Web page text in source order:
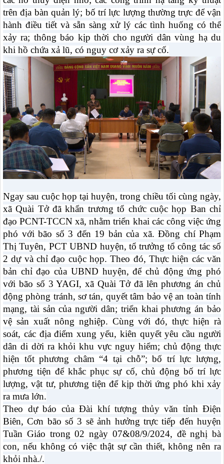
trên địa bàn quản lý; bố trí lực lượng thường trực để vận
hành điều tiết và sẵn sàng xử lý các tình huống có thể
xảy ra; thông báo kịp thời cho người dân vùng hạ du
khi hồ chứa xả lũ, có nguy cơ xảy ra sự cố.
Ngay sau cuộc họp tại huyện, trong chiều tối cùng ngày,
xã Quài Tở đã khẩn trương tổ chức cuộc họp Ban chỉ
đạo PCNT-TCCN xã, nhằm triển khai các công việc ứng
phó với bão số 3 đến 19 bản của xã. Đồng chí Phạm
Thị Tuyên, PCT UBND huyện, tổ trưởng tổ công tác số
2 dự và chỉ đạo cuộc họp. Theo đó, Thực hiện các văn
bản chỉ đạo của UBND huyện, để chủ động ứng phó
với bão số 3 YAGI, xã Quài Tở đã lên phương án chủ
động phòng tránh, sơ tán, quyết tâm bảo vệ an toàn tính
mạng, tài sản của người dân; triển khai phương án bảo
vệ sản xuất nông nghiệp. Cùng với đó, thực hiện rà
soát, các địa điểm xung yếu, kiên quyết yêu cầu người
dân di dời ra khỏi khu vực nguy hiểm; chủ động thực
hiện tốt phương châm “4 tại chỗ”; bố trí lực lượng,
phương tiện để khắc phục sự cố, chủ động bố trí lực
lượng, vật tư, phương tiện để kịp thời ứng phó khi xảy
ra mưa lớn.
Theo dự báo của Đài khí tượng thủy văn tỉnh Điện
Biên, Cơn bão số 3 sẽ ảnh hưởng trực tiếp đến huyện
Tuần Giáo trong 02 ngày 07&08/9/2024, đề nghị bà
con, nếu không có việc thật sự cần thiết, không nên ra
khỏi nhà./.